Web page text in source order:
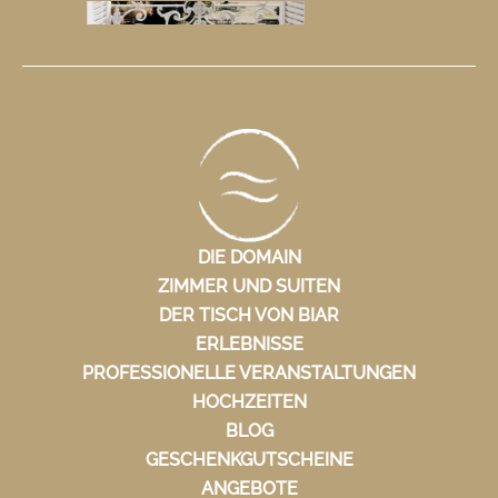
DIE DOMAIN
ZIMMER UND SUITEN
DER TISCH VON BIAR
ERLEBNISSE
PROFESSIONELLE VERANSTALTUNGEN
HOCHZEITEN
BLOG
GESCHENKGUTSCHEINE
ANGEBOTE